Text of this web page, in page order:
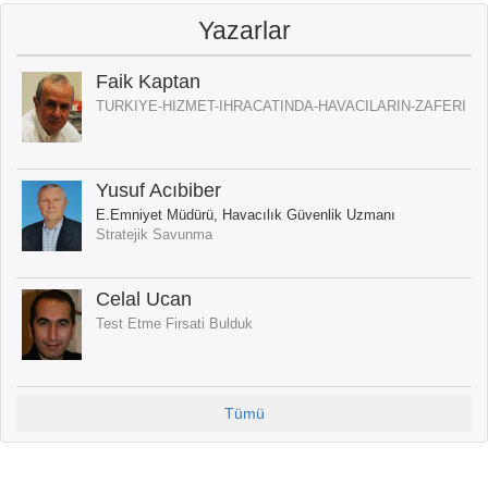
Yazarlar
Faik Kaptan
TURKIYE-HIZMET-IHRACATINDA-HAVACILARIN-ZAFERI
Yusuf Acıbiber
E.Emniyet Müdürü, Havacılık Güvenlik Uzmanı
Stratejik Savunma
Celal Ucan
Test Etme Firsati Bulduk
Tümü